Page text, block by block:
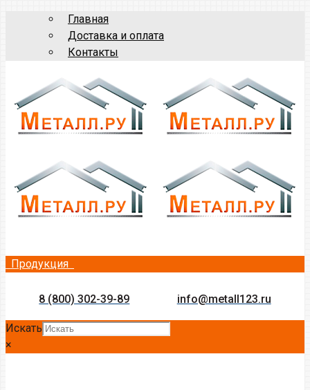
Главная
Доставка и оплата
Контакты
Продукция
8 (800) 302-39-89 info@metall123.ru
Искать
×